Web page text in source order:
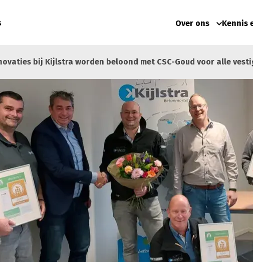
Over ons Kennis
bij Kijlstra worden beloond met CSC-Goud voor alle